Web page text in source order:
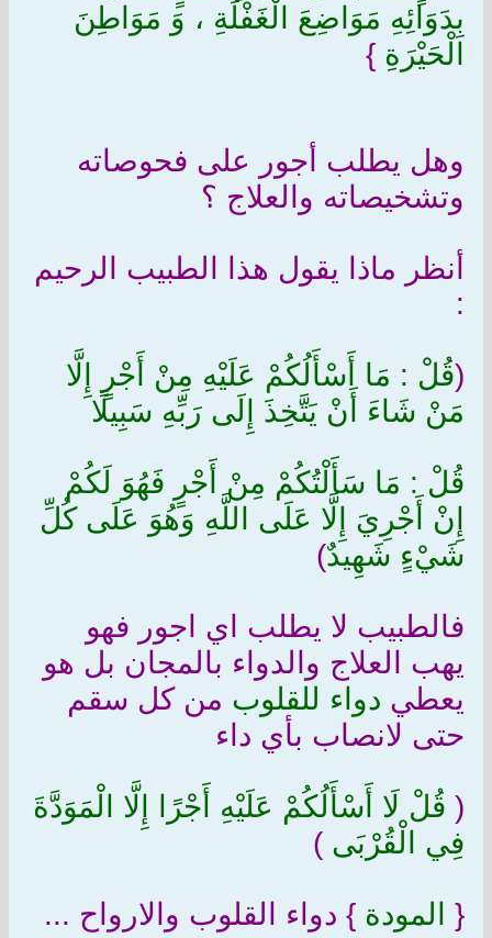
بِدَوَائِهِ مَوَاضِعَ الْغَفْلَةِ ، وَ مَوَاطِنَ
الْحَيْرَةِ }
وهل يطلب أجور على فحوصاته
وتشخيصاته والعلاج ؟
أنظر ماذا يقول هذا الطبيب الرحيم
:
(قُلْ : مَا أَسْأَلُكُمْ عَلَيْهِ مِنْ أَجْرٍ إِلَّا
مَنْ شَاءَ أَنْ يَتَّخِذَ إِلَى رَبِّهِ سَبِيلًا
قُلْ : مَا سَأَلْتُكُمْ مِنْ أَجْرٍ فَهُوَ لَكُمْ
إِنْ أَجْرِيَ إِلَّا عَلَى اللَّهِ وَهُوَ عَلَى كُلِّ
شَيْءٍ شَهِيدٌ)
فالطبيب لا يطلب اي اجور فهو
يهب العلاج والدواء بالمجان بل هو
يعطي دواء للقلوب من كل سقم
حتى لانصاب بأي داء
( قُلْ لَا أَسْأَلُكُمْ عَلَيْهِ أَجْرًا إِلَّا الْمَوَدَّةَ
فِي الْقُرْبَى )
{ المودة } دواء القلوب والارواح ...